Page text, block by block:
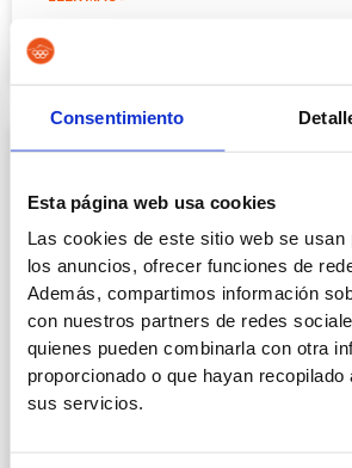
Consentimiento
Esta página web usa cookies
Las cookies de este sitio web se
los anuncios, ofrecer funciones de
Además, compartimos información
con nuestros partners de redes
quienes pueden combinarla con otra
proporcionado o que hayan
sus servicios.
15/07/2026